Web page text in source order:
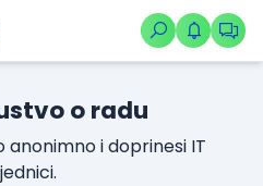
o radu
anonimno i doprinesi IT